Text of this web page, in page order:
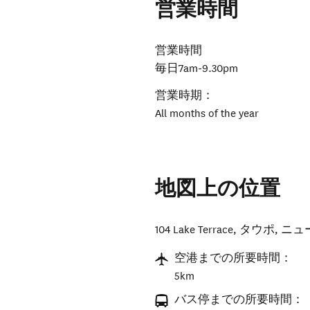
営業時間
営業時間
毎日7am-9.30pm
営業時期：
All months of the year
地図上の位置
104 Lake Terrace, タウポ, ニュ
空港までの所要時間：
5km
バス停までの所要時間：